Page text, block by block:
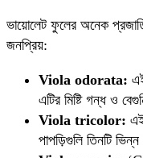
ভায়োলেট ফুলের অনেক
জনপ্রিয়:
Viola odorata:
এটির মিষ্টি গন্ধ ও
Viola tricolor:
পাপড়িগুলি তিনটি